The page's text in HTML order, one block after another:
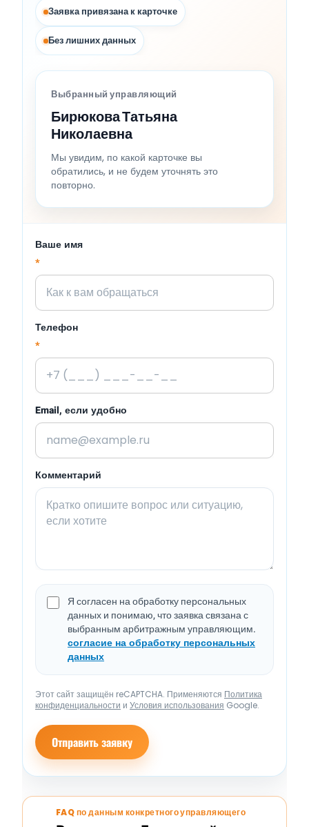
Заявка привязана к карточке
Без лишних данных
Выбранный управляющий
Бирюкова Татьяна
Николаевна
Мы увидим, по какой карточке вы
обратились, и не будем уточнять это
повторно.
Ваше имя
*
Телефон
*
Email, если удобно
Комментарий
Я согласен на обработку персональных
данных и понимаю, что заявка связана с
выбранным арбитражным управляющим.
согласие на обработку персональных
данных
Этот сайт защищён reCAPTCHA. Применяются Политика
конфиденциальности и Условия использования Google.
Отправить заявку
FAQ по данным конкретного управляющего